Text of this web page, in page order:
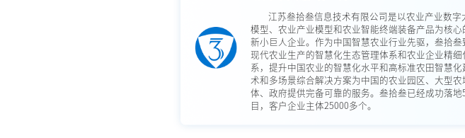
江苏叁拾叁信息技术有限公司是以农业产业数字
模型、农业产业模型和农业智能终端装备产品为核心
新小巨人企业。作为中国智慧农业行业先驱，叁拾叁
现代农业生产的智慧化生态管理体系和农业企业精细
系，提升中国农业的智慧化水平和高标准农田智慧化
术和多场景综合解决方案为中国的农业园区、大型农
体、政府提供完备可靠的服务。叁拾叁已经成功落地
目，客户企业主体25000多个。